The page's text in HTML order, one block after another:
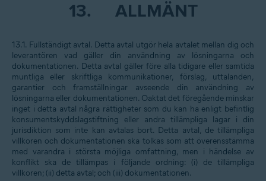
13. ALLMÄNT
13.1. Fullständigt avtal. Detta avtal utgör hela avtalet mellan dig och
leverantören vad gäller din användning av lösningarna och
dokumentationen. Detta avtal gäller före alla tidigare eller samtida
muntliga eller skriftliga kommunikationer, förslag, uttalanden,
garantier och framställningar avseende din användning av
lösningarna eller dokumentationen. Oaktat det föregående minskar
inget i detta avtal några rättigheter som du kan ha enligt befintlig
konsumentskyddslagstiftning eller andra tillämpliga lagar i din
jurisdiktion som inte kan avtalas bort. Detta avtal, de tillämpliga
villkoren och dokumentationen ska tolkas som att överensstämma
med varandra i största möjliga omfattning, men i händelse av
konflikt ska de tillämpas i följande ordning: (i) de tillämpliga
villkoren; (ii) detta avtal; och (iii) dokumentationen.